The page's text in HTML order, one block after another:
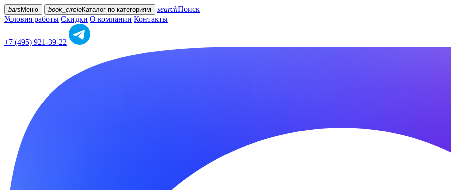
bars Меню book_circleКаталог по категориям searchПоиск
Условия работы Скидки О компании Контакты
+7 (495) 921-39-22